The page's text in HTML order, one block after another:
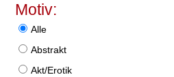
Motiv:
Alle
Abstrakt
Akt/Erotik